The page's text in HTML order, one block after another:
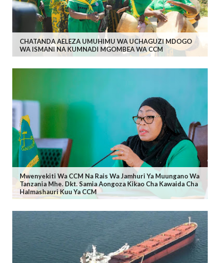
CHATANDA AELEZA UMUHIMU WA UCHAGUZI MDOGO
WA ISMANI NA KUMNADI MGOMBEA WA CCM
Mwenyekiti Wa CCM Na Rais Wa Jamhuri Ya Muungano Wa
Tanzania Mhe. Dkt. Samia Aongoza Kikao Cha Kawaida Cha
Halmashauri Kuu Ya CCM